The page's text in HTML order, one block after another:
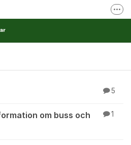
Kronobergs webbplats
5
om buss och
1